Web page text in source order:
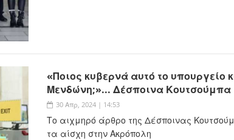
«Ποιος κυβερνά αυτό το υπουργείο
Μενδώνη;»... Δέσποινα Κουτσούμπα
30 Απρ, 2024 | 14:53
Το αιχμηρό άρθρο της Δέσποινας
τα αίσχη στην Ακρόπολη